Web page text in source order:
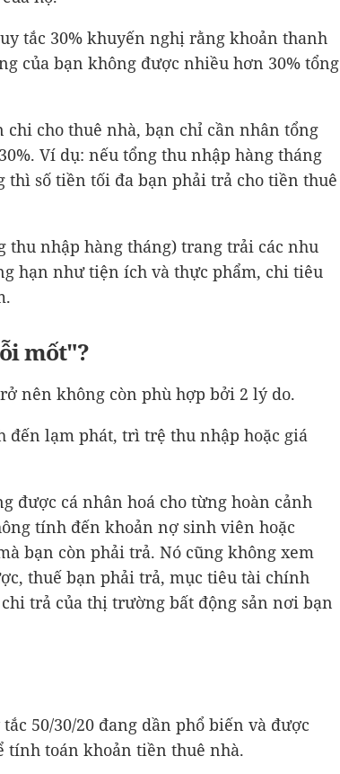
tắc 30% khuyến nghị rằng khoản thanh
của bạn không được nhiều hơn 30% tổng
cho thuê nhà, bạn chỉ cần nhân tổng
Ví dụ: nếu tổng thu nhập hàng tháng
thì số tiền tối đa bạn phải trả cho tiền thuê
thu nhập hàng tháng) trang trải các nhu
hạn như tiện ích và thực phẩm, chi tiêu
mốt"?
nên không còn phù hợp bởi 2 lý do.
đến lạm phát, trì trệ thu nhập hoặc giá
được cá nhân hoá cho từng hoàn cảnh
tính đến khoản nợ sinh viên hoặc
bạn còn phải trả. Nó cũng không xem
thuế bạn phải trả, mục tiêu tài chính
trả của thị trường bất động sản nơi bạn
50/30/20 đang dần phổ biến và được
tính toán khoản tiền thuê nhà.